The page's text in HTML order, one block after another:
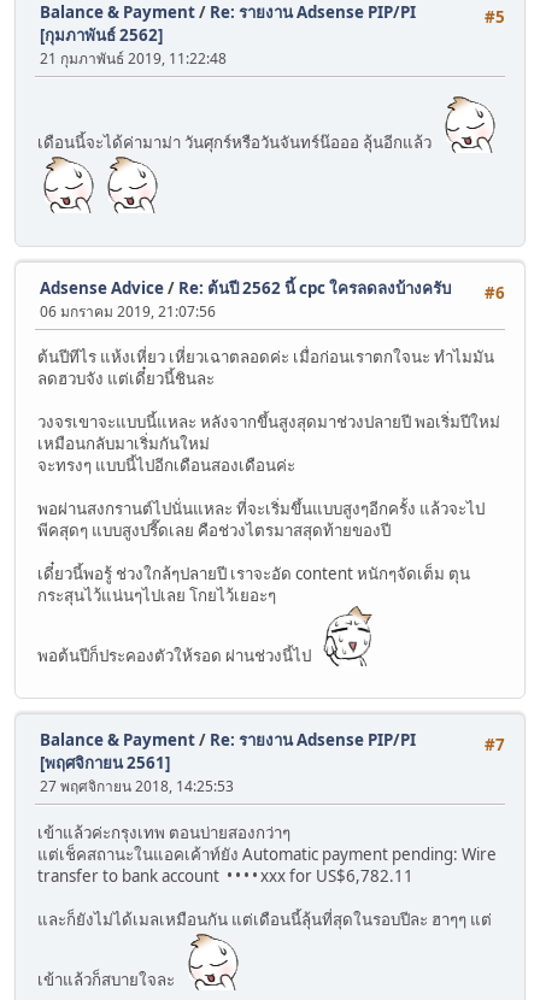
#5
Balance & Payment/ Re: รายงาน Adsense PIP/PI
[กุมภาพันธ์ 2562]
21 กุมภาพันธ์ 2019, 11:22:48
เดือนนี้จะได้ค่ามาม่า วันศุกร์หรือวันจันทร์น๊อออ ลุ้นอีกแล้ว
#6
Adsense Advice/ Re: ต้นปี 2562 นี้ cpc ใครลดลงบ้างครับ
06 มกราคม 2019, 21:07:56
ต้นปีทีไร แห้งเหี่ยว เหี่ยวเฉาตลอดค่ะ เมื่อก่อนเราตกใจนะ ทำไมมัน
ลดฮวบจัง แต่เดี๋ยวนี้ชินละ
วงจรเขาจะแบบนี้แหละ หลังจากขึ้นสูงสุดมาช่วงปลายปี พอเริ่มปีใหม่
เหมือนกลับมาเริ่มกันใหม่
จะทรงๆ แบบนี้ไปอีกเดือนสองเดือนค่ะ
พอผ่านสงกรานต์ไปนั่นแหละ ที่จะเริ่มขึ้นแบบสูงๆอีกครั้ง แล้วจะไป
พีคสุดๆ แบบสูงปรี๊ดเลย คือช่วงไตรมาสสุดท้ายของปี
เดี๋ยวนี้พอรู้ ช่วงใกล้ๆปลายปี เราจะอัด content หนักๆจัดเต็ม ตุน
กระสุนไว้แน่นๆไปเลย โกยไว้เยอะๆ
พอต้นปีก็ประคองตัวให้รอด ผ่านช่วงนี้ไป
#7
Balance & Payment/ Re: รายงาน Adsense PIP/PI
[พฤศจิกายน 2561]
27 พฤศจิกายน 2018, 14:25:53
เข้าแล้วค่ะกรุงเทพ ตอนบ่ายสองกว่าๆ
แต่เช็คสถานะในแอคเค้าท์ยัง Automatic payment pending: Wire
transfer to bank account • • • • xxx for US$6,782.11
และก็ยังไม่ได้เมลเหมือนกัน แต่เดือนนี้ลุ้นที่สุดในรอบปีละ ฮาๆๆ แต่
เข้าแล้วก็สบายใจละ